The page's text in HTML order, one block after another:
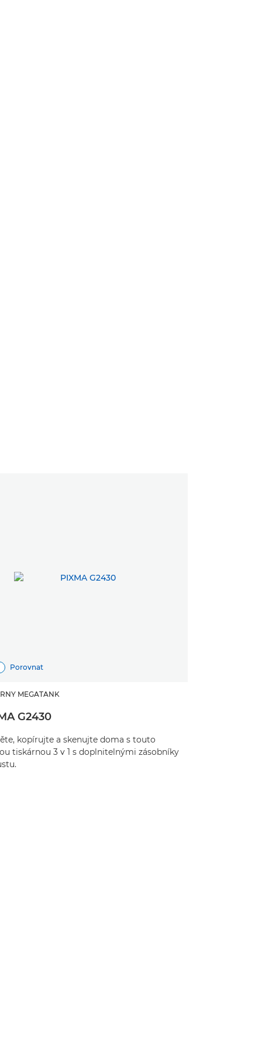
Porovnat
MEGATANK
G2430
kopírujte a skenujte doma s touto
tiskárnou 3 v 1 s doplnitelnými zásobníky